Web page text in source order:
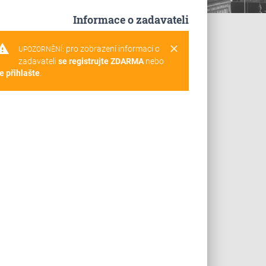
Informace o zadavateli
clear
UPOZORNĚNÍ: pro zobrazení informací o
zadavateli se registrujte ZDARMAnebo
přihlašte.